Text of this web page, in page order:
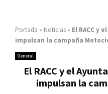
Portada » Noticias » El RACC y
impulsan la campaña
General
El RACC y el
impulsan la